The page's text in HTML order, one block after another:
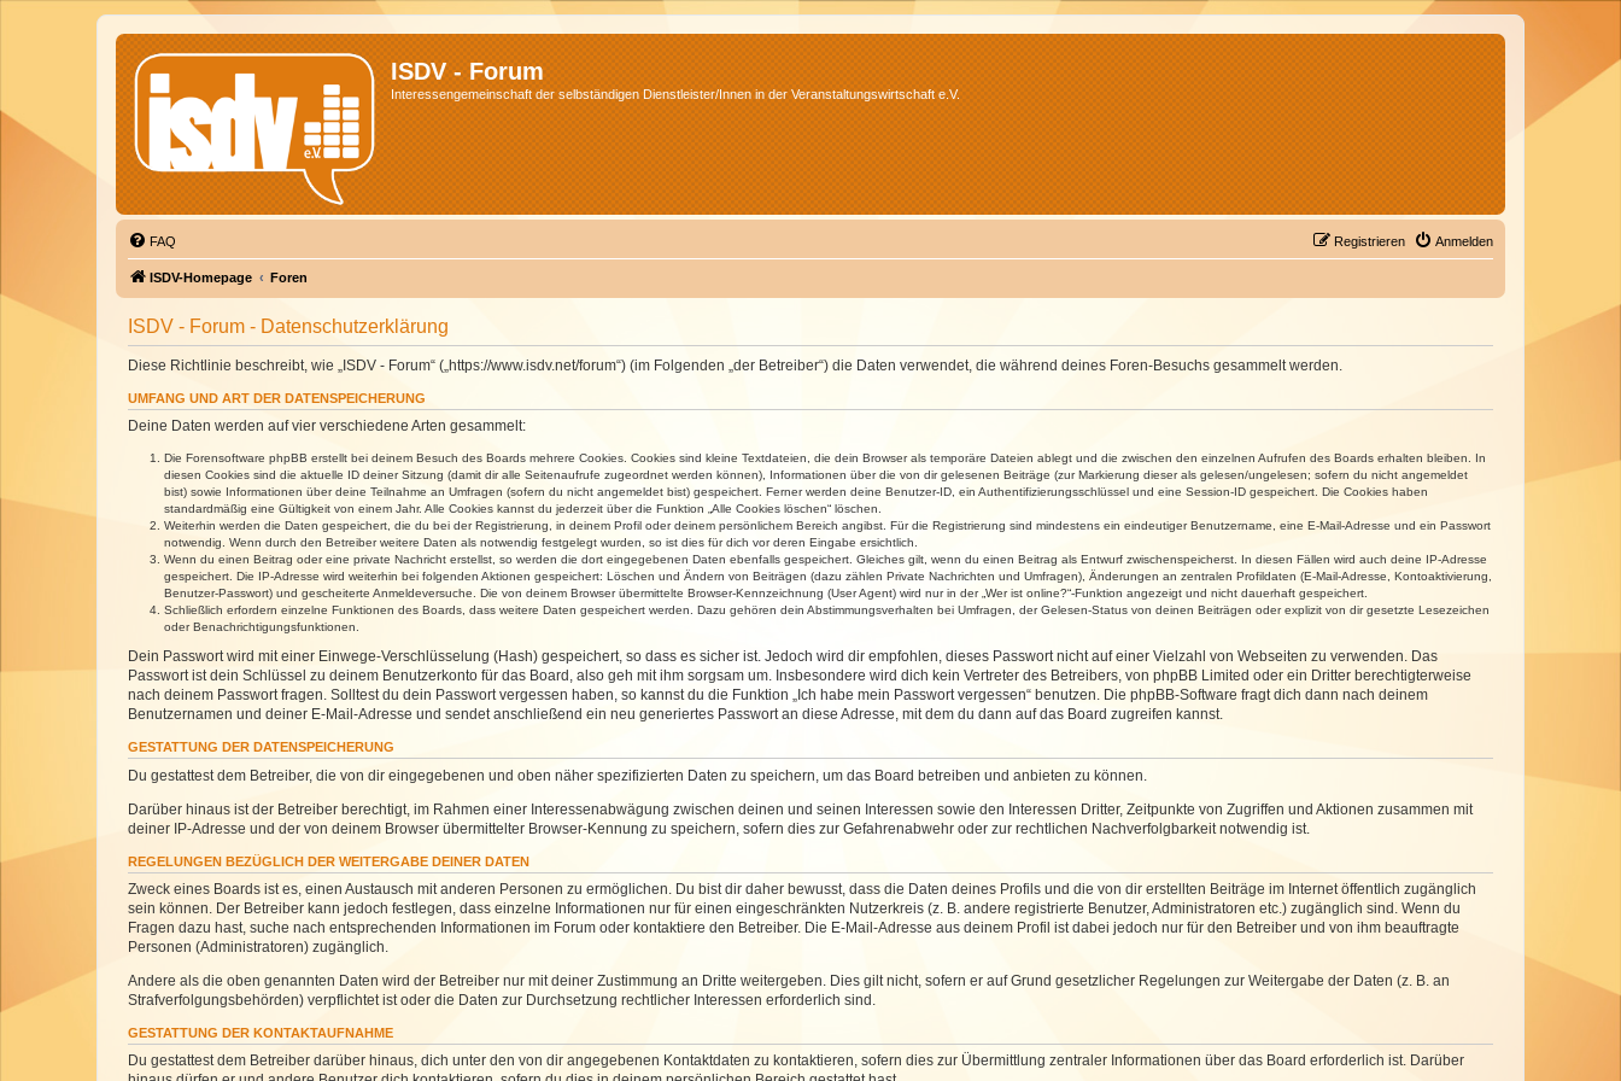
ISDV - Forum
Interessengemeinschaft der selbständigen Dienstleister/Innen in der Veranstaltungswirtschaft e.V.
FAQ Anmelden
Registrieren
ISDV-Homepage Foren
ISDV - Forum - Datenschutzerklärung
Diese Richtlinie beschreibt, wie „ISDV - Forum“ („https://www.isdv.net/forum“) (im Folgenden „der Betreiber“) die Daten verwendet, die während deines Foren-Besuchs gesammelt werden.
UMFANG UND ART DER DATENSPEICHERUNG
Deine Daten werden auf vier verschiedene Arten gesammelt:
Die Forensoftware phpBB erstellt bei deinem Besuch des Boards mehrere Cookies. Cookies sind kleine Textdateien, die dein Browser als temporäre Dateien ablegt und die zwischen den einzelnen Aufrufen des Boards erhalten bleiben. In
diesen Cookies sind die aktuelle ID deiner Sitzung (damit dir alle Seitenaufrufe zugeordnet werden können), Informationen über die von dir gelesenen Beiträge (zur Markierung dieser als gelesen/ungelesen; sofern du nicht angemeldet
bist) sowie Informationen über deine Teilnahme an Umfragen (sofern du nicht angemeldet bist) gespeichert. Ferner werden deine Benutzer-ID, ein Authentifizierungsschlüssel und eine Session-ID gespeichert. Die Cookies haben
standardmäßig eine Gültigkeit von einem Jahr. Alle Cookies kannst du jederzeit über die Funktion „Alle Cookies löschen“ löschen.
Weiterhin werden die Daten gespeichert, die du bei der Registrierung, in deinem Profil oder deinem persönlichem Bereich angibst. Für die Registrierung sind mindestens ein eindeutiger Benutzername, eine E-Mail-Adresse und ein Passwort
notwendig. Wenn durch den Betreiber weitere Daten als notwendig festgelegt wurden, so ist dies für dich vor deren Eingabe ersichtlich.
Wenn du einen Beitrag oder eine private Nachricht erstellst, so werden die dort eingegebenen Daten ebenfalls gespeichert. Gleiches gilt, wenn du einen Beitrag als Entwurf zwischenspeicherst. In diesen Fällen wird auch deine IP-Adresse
gespeichert. Die IP-Adresse wird weiterhin bei folgenden Aktionen gespeichert: Löschen und Ändern von Beiträgen (dazu zählen Private Nachrichten und Umfragen), Änderungen an zentralen Profildaten (E-Mail-Adresse, Kontoaktivierung,
Benutzer-Passwort) und gescheiterte Anmeldeversuche. Die von deinem Browser übermittelte Browser-Kennzeichnung (User Agent) wird nur in der „Wer ist online?“-Funktion angezeigt und nicht dauerhaft gespeichert.
Schließlich erfordern einzelne Funktionen des Boards, dass weitere Daten gespeichert werden. Dazu gehören dein Abstimmungsverhalten bei Umfragen, der Gelesen-Status von deinen Beiträgen oder explizit von dir gesetzte Lesezeichen
oder Benachrichtigungsfunktionen.
Dein Passwort wird mit einer Einwege-Verschlüsselung (Hash) gespeichert, so dass es sicher ist. Jedoch wird dir empfohlen, dieses Passwort nicht auf einer Vielzahl von Webseiten zu verwenden. Das
Passwort ist dein Schlüssel zu deinem Benutzerkonto für das Board, also geh mit ihm sorgsam um. Insbesondere wird dich kein Vertreter des Betreibers, von phpBB Limited oder ein Dritter berechtigterweise
nach deinem Passwort fragen. Solltest du dein Passwort vergessen haben, so kannst du die Funktion „Ich habe mein Passwort vergessen“ benutzen. Die phpBB-Software fragt dich dann nach deinem
Benutzernamen und deiner E-Mail-Adresse und sendet anschließend ein neu generiertes Passwort an diese Adresse, mit dem du dann auf das Board zugreifen kannst.
GESTATTUNG DER DATENSPEICHERUNG
Du gestattest dem Betreiber, die von dir eingegebenen und oben näher spezifizierten Daten zu speichern, um das Board betreiben und anbieten zu können.
Darüber hinaus ist der Betreiber berechtigt, im Rahmen einer Interessenabwägung zwischen deinen und seinen Interessen sowie den Interessen Dritter, Zeitpunkte von Zugriffen und Aktionen zusammen mit
deiner IP-Adresse und der von deinem Browser übermittelter Browser-Kennung zu speichern, sofern dies zur Gefahrenabwehr oder zur rechtlichen Nachverfolgbarkeit notwendig ist.
REGELUNGEN BEZÜGLICH DER WEITERGABE DEINER DATEN
Zweck eines Boards ist es, einen Austausch mit anderen Personen zu ermöglichen. Du bist dir daher bewusst, dass die Daten deines Profils und die von dir erstellten Beiträge im Internet öffentlich zugänglich
sein können. Der Betreiber kann jedoch festlegen, dass einzelne Informationen nur für einen eingeschränkten Nutzerkreis (z. B. andere registrierte Benutzer, Administratoren etc.) zugänglich sind. Wenn du
Fragen dazu hast, suche nach entsprechenden Informationen im Forum oder kontaktiere den Betreiber. Die E-Mail-Adresse aus deinem Profil ist dabei jedoch nur für den Betreiber und von ihm beauftragte
Personen (Administratoren) zugänglich.
Andere als die oben genannten Daten wird der Betreiber nur mit deiner Zustimmung an Dritte weitergeben. Dies gilt nicht, sofern er auf Grund gesetzlicher Regelungen zur Weitergabe der Daten (z. B. an
Strafverfolgungsbehörden) verpflichtet ist oder die Daten zur Durchsetzung rechtlicher Interessen erforderlich sind.
GESTATTUNG DER KONTAKTAUFNAHME
Du gestattest dem Betreiber darüber hinaus, dich unter den von dir angegebenen Kontaktdaten zu kontaktieren, sofern dies zur Übermittlung zentraler Informationen über das Board erforderlich ist. Darüber